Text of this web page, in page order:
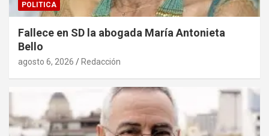
POLITICA
Fallece en SD la abogada María Antonieta
Bello
agosto 6, 2026 Redacción